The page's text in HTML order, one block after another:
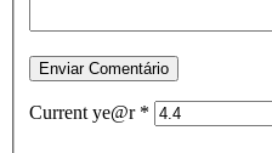
Current ye@r *